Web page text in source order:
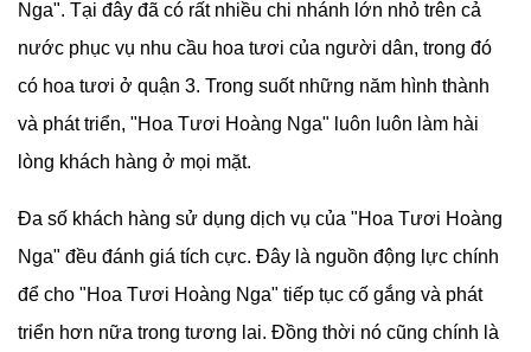
Nga". Tại đây đã có rất nhiều chi nhánh lớn nhỏ trên cả
nước phục vụ nhu cầu hoa tươi của người dân, trong đó
có hoa tươi ở quận 3. Trong suốt những năm hình thành
và phát triển, "Hoa Tươi Hoàng Nga" luôn luôn làm hài
lòng khách hàng ở mọi mặt.
Đa số khách hàng sử dụng dịch vụ của "Hoa Tươi Hoàng
Nga" đều đánh giá tích cực. Đây là nguồn động lực chính
để cho "Hoa Tươi Hoàng Nga" tiếp tục cố gắng và phát
triển hơn nữa trong tương lai. Đồng thời nó cũng chính là